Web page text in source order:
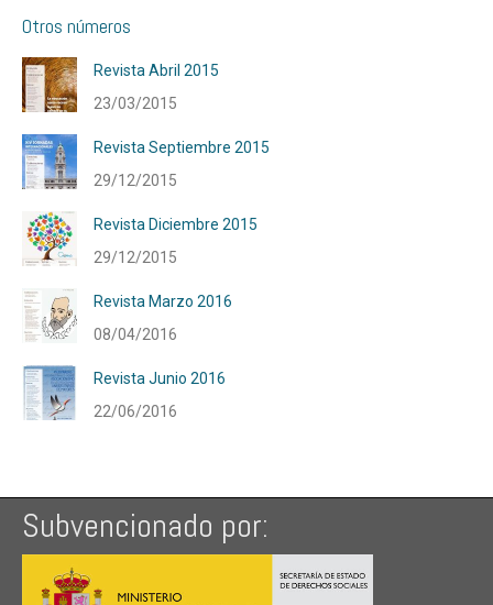
Otros números
Revista Abril 2015
23/03/2015
Revista Septiembre 2015
29/12/2015
Revista Diciembre 2015
29/12/2015
Revista Marzo 2016
08/04/2016
Revista Junio 2016
22/06/2016
Subvencionado por: